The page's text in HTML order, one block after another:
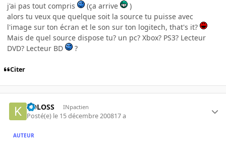
j'ai pas tout compris (ça arrive
)
alors tu veux que quelque soit la source tu puisse avec
l'image sur ton écran et le son sur ton logitech, that's it?
Mais de quel source dispose tu? un pc? Xbox? PS3? Lecteur
DVD? Lecteur BD
?
Citer
KOLOSS INpactien
Posté(e) le 15 décembre 200817 a
AUTEUR